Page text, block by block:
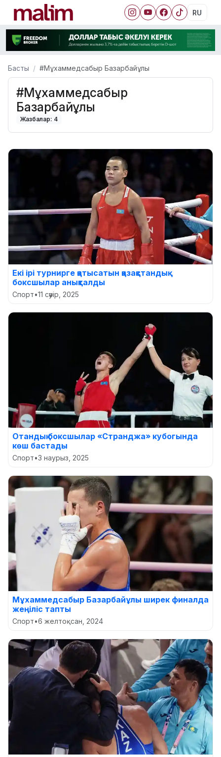
RU
Басты #Мұхаммедсабыр Базарбайұлы
#Мұхаммедсабыр
Базарбайұлы
Жазбалар: 4
Екі ірі турнирге қатысатын қазақстандық
боксшылар анықталды
Спорт•11 сәуір, 2025
Отандық боксшылар «Странджа» кубогында
көш бастады
Спорт•3 наурыз, 2025
Мұхаммедсабыр Базарбайұлы ширек финалда
жеңіліс тапты
Спорт•6 желтоқсан, 2024